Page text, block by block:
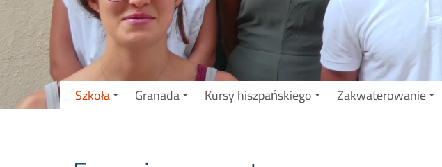
Szkoła Granada Kursy hiszpańskiego Zakwaterowanie